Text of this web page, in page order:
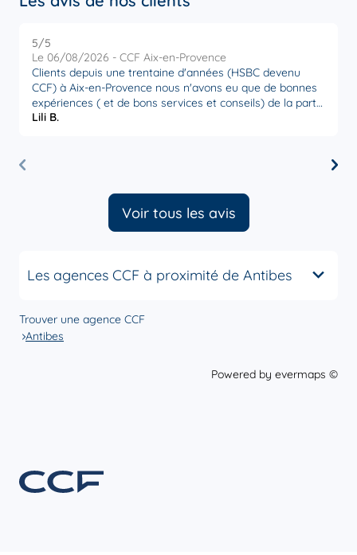
5/5
Le 06/08/2026 - CCF Aix-en-Provence
Clients depuis une trentaine d'années (HSBC devenu
CCF) à Aix-en-Provence nous n'avons eu que de bonnes
expériences ( et de bons services et conseils) de la part
de l' équipe que ce soit le directeur d'agence ou notre
Lili B.
Voir tous les avis
Les agences CCF à proximité de Antibes
Trouver une agence CCF
Antibes
Powered by evermaps ©